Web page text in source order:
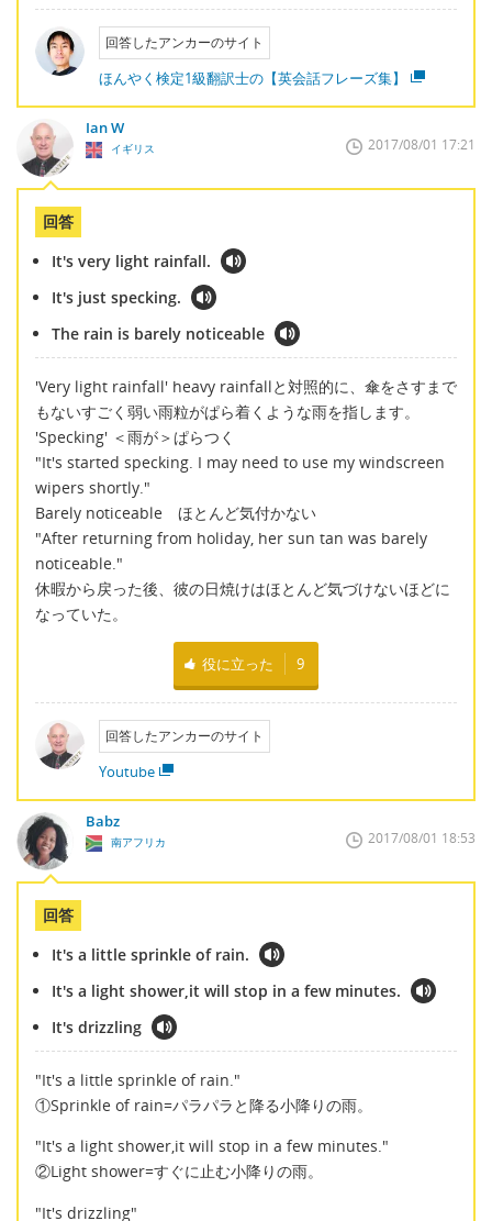
回答したアンカーのサイト
ほんやく検定1級翻訳士の【英会話フレーズ集】
Ian W
イギリス 2017/08/01 17:21
回答
It's very light rainfall.
It's just specking.
The rain is barely noticeable
'Very light rainfall' heavy rainfallと対照的に、傘をさすまで
もないすごく弱い雨粒がぱら着くような雨を指します。
'Specking' ＜雨が＞ぱらつく
"It's started specking. I may need to use my windscreen
wipers shortly."
Barely noticeable ほとんど気付かない
"After returning from holiday, her sun tan was barely
noticeable."
休暇から戻った後、彼の日焼けはほとんど気づけないほどに
なっていた。
役に立った 9
回答したアンカーのサイト
Youtube
Babz
南アフリカ 2017/08/01 18:53
回答
It's a little sprinkle of rain.
It's a light shower,it will stop in a few minutes.
It's drizzling
"It's a little sprinkle of rain."
①Sprinkle of rain=パラパラと降る小降りの雨。
"It's a light shower,it will stop in a few minutes."
②Light shower=すぐに止む小降りの雨。
"It's drizzling"